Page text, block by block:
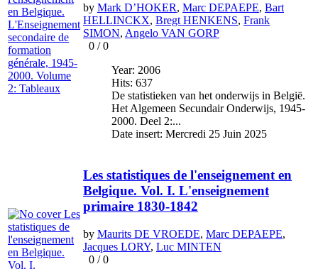
by Mark D’HOKER, Marc DEPAEPE, Bart
HELLINCKX, Bregt HENKENS, Frank
SIMON, Angelo VAN GORP
0 /0
Year: 2006
Hits: 637
De statistieken van het onderwijs in België.
Het Algemeen Secundair Onderwijs, 1945-
2000. Deel 2:...
Date insert: Mercredi 25 Juin 2025
Les statistiques de l'enseignement en
Belgique. Vol. I. L'enseignement
primaire 1830-1842
by Maurits DE VROEDE, Marc DEPAEPE,
Jacques LORY, Luc MINTEN
0 /0